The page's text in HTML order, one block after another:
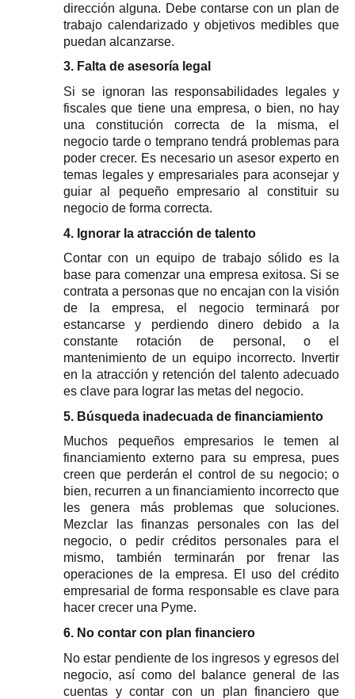
dirección alguna. Debe contarse con un plan de
trabajo calendarizado y objetivos medibles que
puedan alcanzarse.
3. Falta de asesoría legal
Si se ignoran las responsabilidades legales y
fiscales que tiene una empresa, o bien, no hay
una constitución correcta de la misma, el
negocio tarde o temprano tendrá problemas para
poder crecer. Es necesario un asesor experto en
temas legales y empresariales para aconsejar y
guiar al pequeño empresario al constituir su
negocio de forma correcta.
4. Ignorar la atracción de talento
Contar con un equipo de trabajo sólido es la
base para comenzar una empresa exitosa. Si se
contrata a personas que no encajan con la visión
de la empresa, el negocio terminará por
estancarse y perdiendo dinero debido a la
constante rotación de personal, o el
mantenimiento de un equipo incorrecto. Invertir
en la atracción y retención del talento adecuado
es clave para lograr las metas del negocio.
5. Búsqueda inadecuada de financiamiento
Muchos pequeños empresarios le temen al
financiamiento externo para su empresa, pues
creen que perderán el control de su negocio; o
bien, recurren a un financiamiento incorrecto que
les genera más problemas que soluciones.
Mezclar las finanzas personales con las del
negocio, o pedir créditos personales para el
mismo, también terminarán por frenar las
operaciones de la empresa. El uso del crédito
empresarial de forma responsable es clave para
hacer crecer una Pyme.
6. No contar con plan financiero
No estar pendiente de los ingresos y egresos del
negocio, así como del balance general de las
cuentas y contar con un plan financiero que